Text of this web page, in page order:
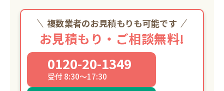
複数業者のお見積もりも可能です
お見積もり・ご相談無料!
0120-20-1349
受付 8:30～17:30